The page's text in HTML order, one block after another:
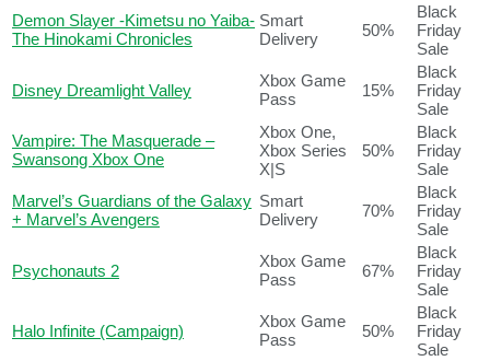
Demon Slayer -Kimetsu no Yaiba-
The Hinokami Chronicles
Smart
Delivery
50%
Black
Friday
Sale
Disney Dreamlight Valley
Xbox Game
Pass
15%
Black
Friday
Sale
Vampire: The Masquerade –
Swansong Xbox One
Xbox One,
Xbox Series
X|S
50%
Black
Friday
Sale
Marvel’s Guardians of the Galaxy
+ Marvel’s Avengers
Smart
Delivery
70%
Black
Friday
Sale
Psychonauts 2
Xbox Game
Pass
67%
Black
Friday
Sale
Halo Infinite (Campaign)
Xbox Game
Pass
50%
Black
Friday
Sale